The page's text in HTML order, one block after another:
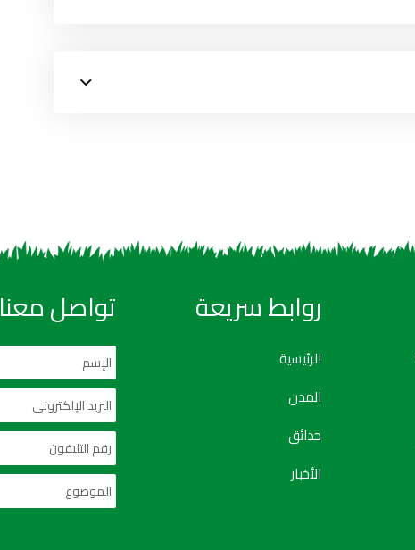
روابط سريعة
الرئيسية
المدن
حدائق
الأخبار
تواصل معنا